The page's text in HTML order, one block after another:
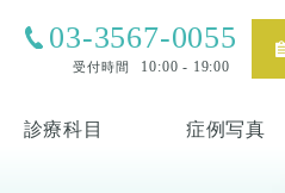
03-3567-0055
受付時間 10:00 - 19:00
診療科目 症例写真